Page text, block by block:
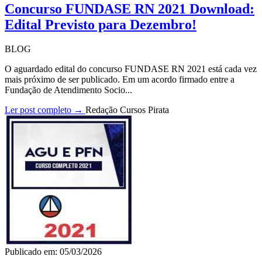
Concurso FUNDASE RN 2021 Download:
Edital Previsto para Dezembro!
BLOG
O aguardado edital do concurso FUNDASE RN 2021 está cada vez
mais próximo de ser publicado. Em um acordo firmado entre a
Fundação de Atendimento Socio...
Ler post completo → Redação Cursos Pirata
Publicado em: 05/03/2026